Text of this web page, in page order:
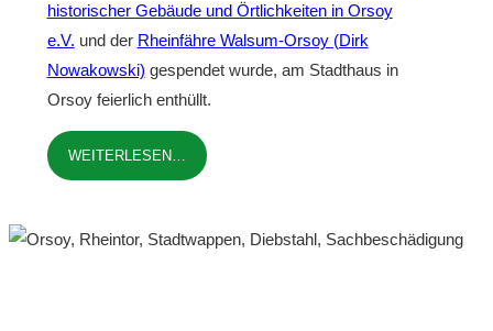
historischer Gebäude und Örtlichkeiten in Orsoy
e.V. und der Rheinfähre Walsum-Orsoy (Dirk
Nowakowski) gespendet wurde, am Stadthaus in
Orsoy feierlich enthüllt.
WEITERLESEN…